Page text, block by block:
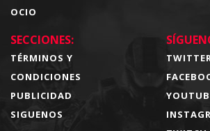
OCIO
SECCIONES:
TÉRMINOS Y
CONDICIONES
PUBLICIDAD
SIGUENOS